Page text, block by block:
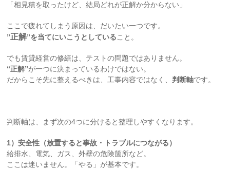
「相見積を取ったけど、結局どれが正解か分からない」
ここで疲れてしまう原因は、だいたい一つです。
”正解”を当てにいこうとしていること。
でも賃貸経営の修繕は、テストの問題ではありません。
“正解”が一つに決まっているわけではない。
だからこそ先に整えるべきは、工事内容ではなく、 判断軸です。
判断軸は、まず次の4つに分けると整理しやすくなります。
1）安全性（放置すると事故・トラブルにつながる）
給排水、電気、ガス、外壁の危険箇所など。
ここは迷いません。「やる」が基本です。